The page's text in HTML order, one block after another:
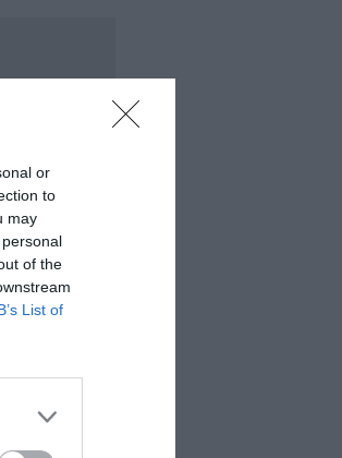
or
to
may
of the
List of